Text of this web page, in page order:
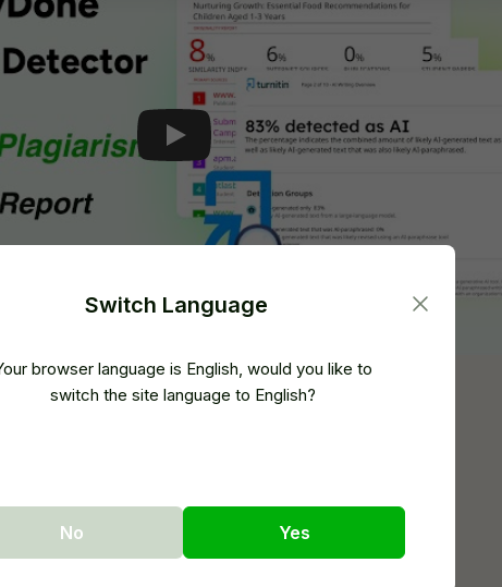
Play
abbiamo seguito questo processo:
creare un testo generato al 100% dall'IA.
Switch Language
browser language is English, would you like to
switch the site language to English?
No Yes